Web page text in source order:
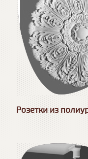
Розетки из